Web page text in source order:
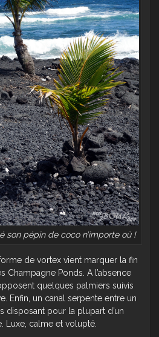
son pépin de coco n’importe où !
de vortex vient marquer la fin
Champagne Ponds. A l’absence
quelques palmiers suivis
Enfin, un canal serpente entre un
disposant pour la plupart d’un
Luxe, calme et volupté.